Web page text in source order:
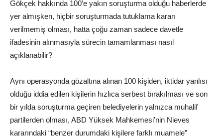
Gökçek hakkında 100’e yakın soruşturma olduğu haberlerde
yer almışken, hiçbir soruşturmada tutuklama kararı
verilmemiş olması, hatta çoğu zaman sadece davetle
ifadesinin alınmasıyla sürecin tamamlanması nasıl
açıklanabilir?
Aynı operasyonda gözaltına alınan 100 kişiden, iktidar yanlısı
olduğu iddia edilen kişilerin hızlıca serbest bırakılması ve son
bir yılda soruşturma geçiren belediyelerin yalnızca muhalif
partilerden olması, ABD Yüksek Mahkemesi’nin Nieves
kararındaki “benzer durumdaki kişilere farklı muamele”